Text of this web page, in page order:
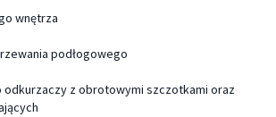
wnętrza
podłogowego
odkurzaczy z obrotowymi szczotkami oraz